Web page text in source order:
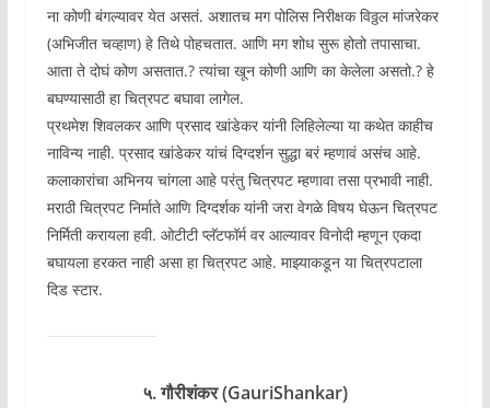
ना कोणी बंगल्यावर येत असतं. अशातच मग पोलिस निरीक्षक विठ्ठल मांजरेकर
(अभिजीत चव्हाण) हे तिथे पोहचतात. आणि मग शोध सुरू होतो तपासाचा.
आता ते दोघं कोण असतात.? त्यांचा खून कोणी आणि का केलेला असतो.? हे
बघण्यासाठी हा चित्रपट बघावा लागेल.
प्रथमेश शिवलकर आणि प्रसाद खांडेकर यांनी लिहिलेल्या या कथेत काहीच
नाविन्य नाही. प्रसाद खांडेकर यांचं दिग्दर्शन सुद्धा बरं म्हणावं असंच आहे.
कलाकारांचा अभिनय चांगला आहे परंतु चित्रपट म्हणावा तसा प्रभावी नाही.
मराठी चित्रपट निर्माते आणि दिग्दर्शक यांनी जरा वेगळे विषय घेऊन चित्रपट
निर्मिती करायला हवी. ओटीटी प्लॅटफॉर्म वर आल्यावर विनोदी म्हणून एकदा
बघायला हरकत नाही असा हा चित्रपट आहे. माझ्याकडून या चित्रपटाला
दिड स्टार.
५. गौरीशंकर (GauriShankar)